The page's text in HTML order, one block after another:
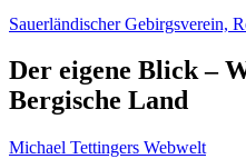
Sauerländischer Gebirgsverein,
Der eigene Blick –
Bergische Land
Michael Tettingers Webwelt